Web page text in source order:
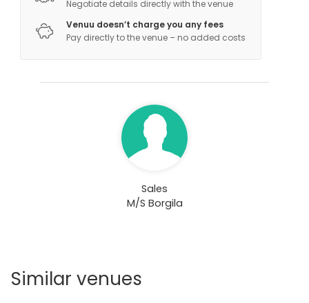
Negotiate details directly with the venue
Venuu doesn’t charge you any fees
Pay directly to the venue – no added costs
Sales
M/S Borgila
Similar venues